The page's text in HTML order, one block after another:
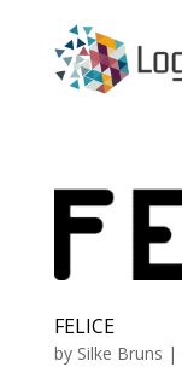
FELICE
by Silke Bruns |